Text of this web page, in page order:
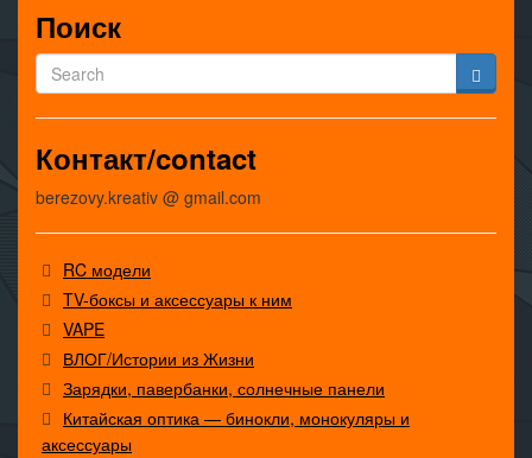
Поиск
Контакт/contact
berezovy.kreativ @ gmail.com
RC модели
TV-боксы и аксессуары к ним
VAPE
ВЛОГ/Истории из Жизни
Зарядки, павербанки, солнечные панели
Китайская оптика — бинокли, монокуляры и
аксессуары